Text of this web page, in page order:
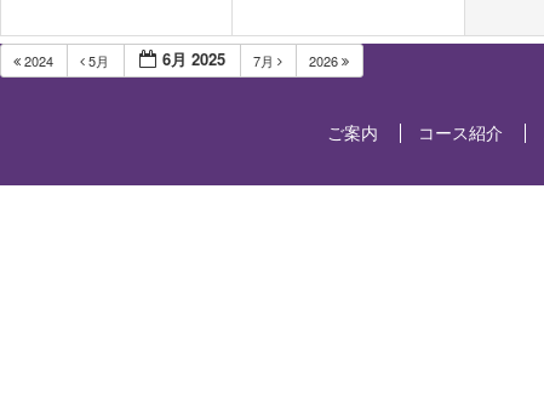
2024 5月 6月 2025 7月 2026
ご案内 コース紹介